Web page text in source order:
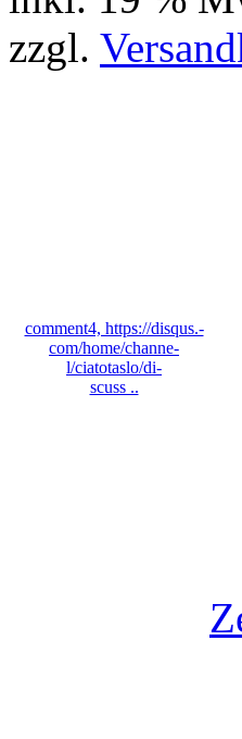
zzgl.
comment4, https://disqus.-
com/home/channe-
l/ciatotaslo/di-
scuss ..